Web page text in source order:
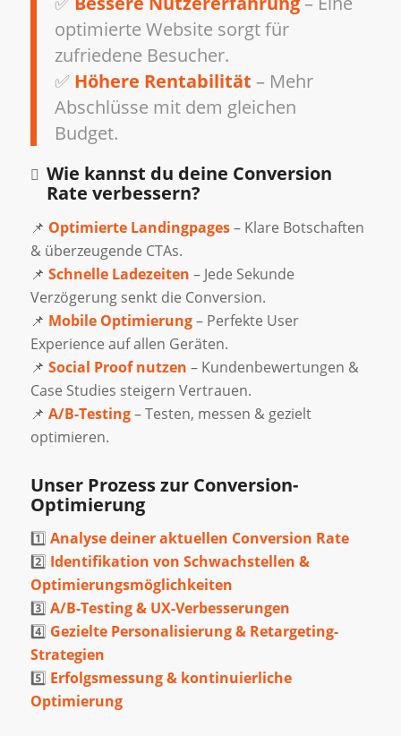
optimierte Website sorgt für
zufriedene Besucher.
✅ Höhere Rentabilität – Mehr
Abschlüsse mit dem gleichen
Budget.
Wie kannst du deine Conversion
Rate verbessern?
📌 Optimierte Landingpages– Klare Botschaften
& überzeugende CTAs.
📌 Schnelle Ladezeiten – Jede Sekunde
Verzögerung senkt die Conversion.
📌 Mobile Optimierung– Perfekte User
Experience auf allen Geräten.
📌 Social Proof nutzen – Kundenbewertungen &
Case Studies steigern Vertrauen.
📌 A/B-Testing– Testen, messen & gezielt
optimieren.
Unser Prozess zur Conversion-
Optimierung
1️⃣ Analyse deiner aktuellen Conversion Rate
2️⃣ Identifikation von Schwachstellen &
Optimierungsmöglichkeiten
3️⃣ A/B-Testing & UX-Verbesserungen
4️⃣ Gezielte Personalisierung & Retargeting-
Strategien
5️⃣ Erfolgsmessung & kontinuierliche
Optimierung